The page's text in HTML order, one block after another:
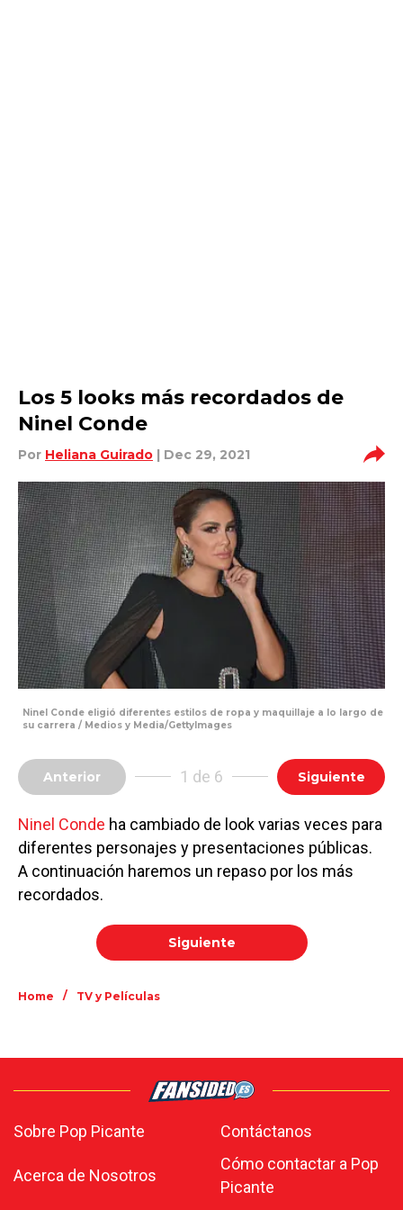
Los 5 looks más recordados de
Ninel Conde
Por Heliana Guirado | Dec 29, 2021
Ninel Conde eligió diferentes estilos de ropa y maquillaje a lo largo de
su carrera / Medios y Media/GettyImages
Anterior 1 de 6 Siguiente
Ninel Conde ha cambiado de look varias veces para
diferentes personajes y presentaciones públicas.
A continuación haremos un repaso por los más
recordados.
Siguiente
Home / TV y Películas
Sobre Pop Picante Contáctanos
Acerca de Nosotros
Cómo contactar a Pop
Picante